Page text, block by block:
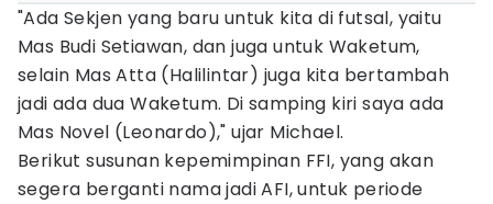
"Ada Sekjen yang baru untuk kita di futsal, yaitu
Mas Budi Setiawan, dan juga untuk Waketum,
selain Mas Atta (Halilintar) juga kita bertambah
jadi ada dua Waketum. Di samping kiri saya ada
Mas Novel (Leonardo)," ujar Michael.
Berikut susunan kepemimpinan FFI, yang akan
segera berganti nama jadi AFI, untuk periode